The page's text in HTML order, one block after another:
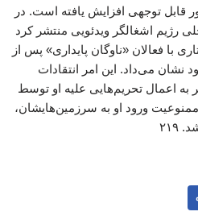
قابل توجهی افزایش یافته است. در
رژیم اشغالگر ویدئویی منتشر کرد
با فعالان «ناوگان پایداری» پس از
نشان می‌داد. این امر انتقادات
به اعمال تحریم‌هایی علیه او توسط
ورود او به سرزمین‌هایشان،
۲۱۹